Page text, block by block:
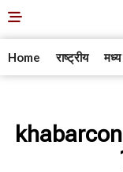
Home राष्ट्रीय